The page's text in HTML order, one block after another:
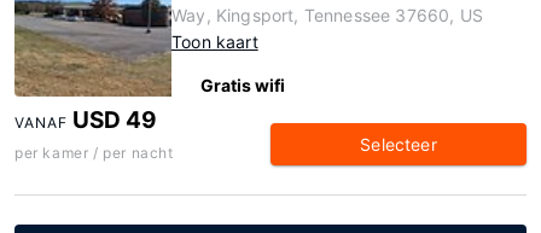
Way, Kingsport, Tennessee 37660, US
Toon kaart
Gratis wifi
VANAF USD 49
per kamer / per nacht Selecteer